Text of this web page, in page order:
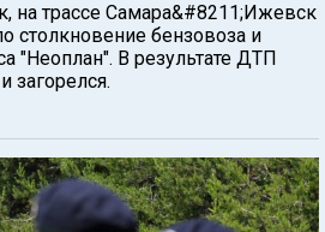
на трассе Самара&#8211;Ижевск
столкновение бензовоза и
"Неоплан". В результате ДТП
загорелся.